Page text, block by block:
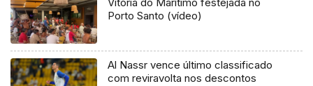
Porto Santo (vídeo)
Al Nassr vence último classificado
com reviravolta nos descontos